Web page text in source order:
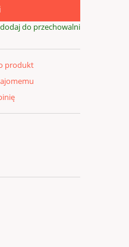
dodaj do przechowalni
produkt